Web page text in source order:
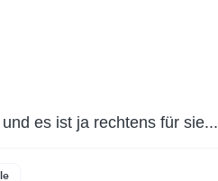
es ist ja rechtens für sie...